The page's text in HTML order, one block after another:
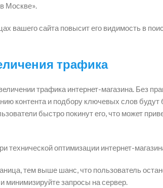
Москве».
вашего сайта повысит его видимость в
трафика
трафика интернет-магазина. Без
контента и подбору ключевых слов
быстро покинут его, что может
технической оптимизации интернет-
тем выше шанс, что пользователь
минимизируйте запросы на сервер.